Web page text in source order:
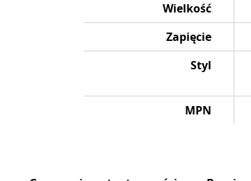
Wielkość
Zapięcie
Styl
MPN